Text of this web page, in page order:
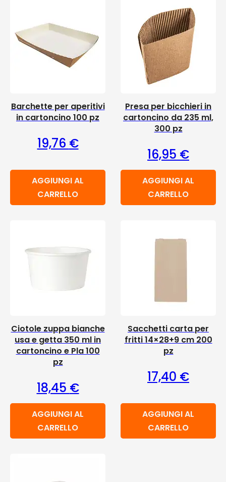
Barchette per aperitivi
in cartoncino 100 pz
19,76 €
AGGIUNGI AL
CARRELLO
Presa per bicchieri in
cartoncino da 235 ml,
300 pz
16,95 €
AGGIUNGI AL
CARRELLO
Ciotole zuppa bianche
usa e getta 350 ml in
cartoncino e Pla 100
pz
18,45 €
AGGIUNGI AL
CARRELLO
Sacchetti carta per
fritti 14×28+9 cm 200
pz
17,40 €
AGGIUNGI AL
CARRELLO